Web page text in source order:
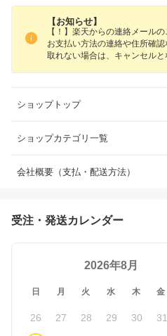
【お知らせ】
【！】楽天からの連絡メール
お支払い方法の連絡や住所確
取れない場合は、キャンセル
ショップトップ
ショップカテゴリ一覧
会社概要（支払・配送方法）
受注・発送カレンダー
2026年8月
日 月 火 水 木 金
26 27 28 29 30 31